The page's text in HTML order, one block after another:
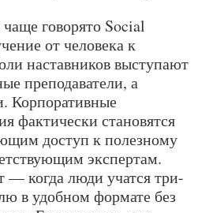
говорято Social
от человека к
наставников выступают
преподаватели, а
Корпоративные
фактически становятся
доступ к полезному
экспертам.
— когда люди учатся три-
в удобном формате без